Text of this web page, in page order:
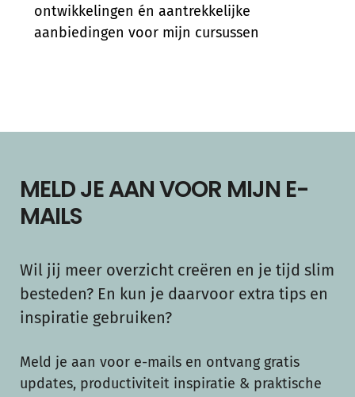
ontwikkelingen én aantrekkelijke
aanbiedingen voor mijn cursussen
MELD JE AAN VOOR MIJN E-
MAILS
Wil jij meer overzicht creëren en je tijd slim
besteden? En kun je daarvoor extra tips en
inspiratie gebruiken?
Meld je aan voor e-mails en ontvang gratis
updates, productiviteit inspiratie & praktische